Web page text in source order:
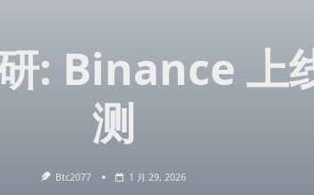
: Binance 上
测
Btc2077 1 月 29, 2026